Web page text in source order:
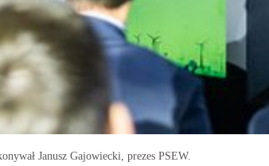
Janusz Gajowiecki, prezes PSEW.